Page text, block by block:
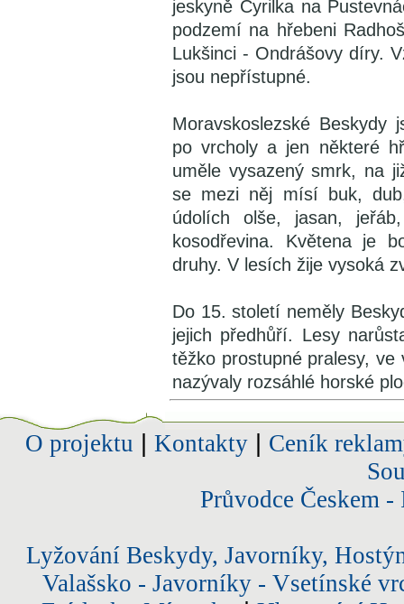
jeskyně Cyrilka na
podzemí na hřebeni
Lukšinci - Ondrášovy díry.
jsou nepřístupné.
Moravskoslezské Beskydy
po vrcholy a jen některé
uměle vysazený smrk, na
se mezi něj mísí buk,
údolích olše, jasan,
kosodřevina. Květena je
druhy. V lesích žije vysoká
Do 15. století neměly
jejich předhůří. Lesy
těžko prostupné pralesy,
nazývaly rozsáhlé horské
O projektu Kontakty| Ceník
Průvodce Českem
Lyžování Beskydy, Javorníky,
Valašsko - Javorníky - Vsetínské